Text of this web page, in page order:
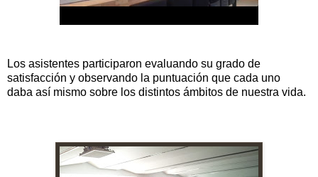
Los asistentes participaron evaluando su grado de
satisfacción y observando la puntuación que cada uno
daba así mismo sobre los distintos ámbitos de nuestra vida.